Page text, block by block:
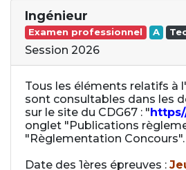
Ingénieur
Examen professionnel A
Session 2026
Tous les éléments relatifs à
sont consultables dans les
sur le site du CDG67 : "
onglet "Publications
"Règlementation Concours".
Date des 1ères épreuves :